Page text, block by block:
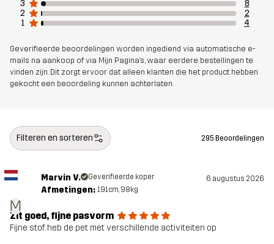
3
8
2
2
1
4
Geverifieerde beoordelingen worden ingediend via automatische e-
mails na aankoop of via Mijn Pagina's, waar eerdere bestellingen te
vinden zijn. Dit zorgt ervoor dat alleen klanten die het product hebben
gekocht een beoordeling kunnen achterlaten.
Filteren en sorteren 295 Beoordelingen
M
Marvin V. Geverifieerde koper 6 augustus 2026
Afmetingen: 191cm, 98kg
Zit goed, fijne pasvorm
Fijne stof. heb de pet met verschillende activiteiten op